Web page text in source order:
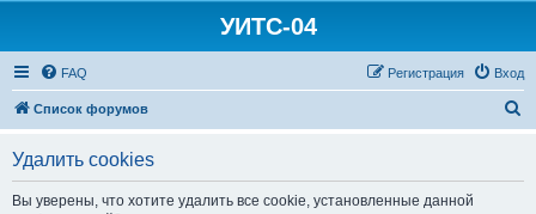
УИТС-04
FAQ Вход
Регистрация
Список форумов
Удалить cookies
Вы уверены, что хотите удалить все cookie, установленные данной